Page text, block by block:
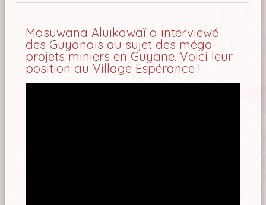
Masuwana Aluikawaï a interviewé
des Guyanais au sujet des méga-
projets miniers en Guyane. Voici leur
position au Village Espérance !